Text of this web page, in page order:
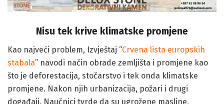
Nisu tek krive klimatske promjene
Kao najveći problem, Izvještaj “Crvena lista europskih
stabala” navodi način obrade zemljišta i promjene kao
što je deforestacija, stočarstvo i tek onda klimatske
promjene. Nakon njih urbanizacija, požari i drugi
događaji. Naučnici tvrde da su ugrožene masline,